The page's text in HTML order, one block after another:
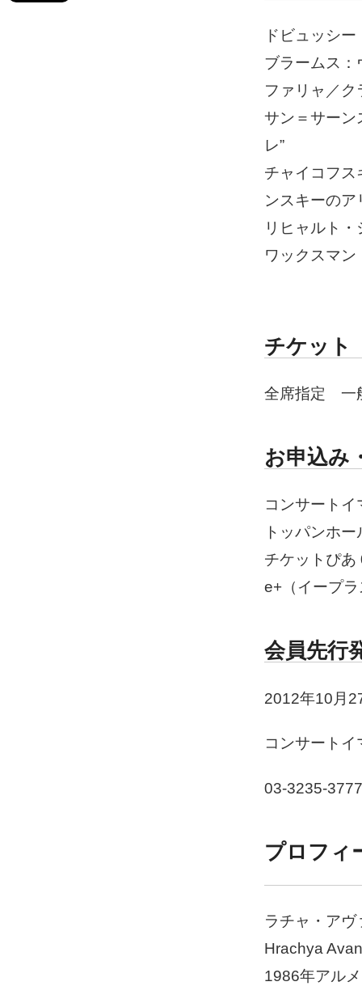
ドビュッシ
ブラームス
ファリャ／ク
サン＝サーン
レ”
チャイコフス
ンスキーのア
リヒャルト
ワックスマ
チケット
全席指定 一
お申込み
コンサート
トッパンホ
チケットぴ
e+（イープ
会員先行
2012年10月
コンサート
03-3235-
プロフィ
ラチャ・ア
Hrachya
1986年アル